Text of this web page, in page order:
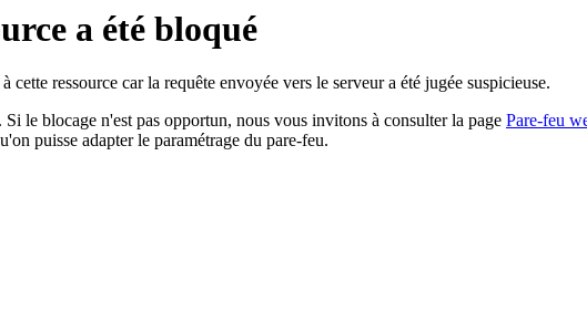
a été bloqué
ressource car la requête envoyée vers le serveur a été jugée suspicieuse.
le blocage n'est pas opportun, nous vous invitons à consulter la page Pare-feu
puisse adapter le paramétrage du pare-feu.